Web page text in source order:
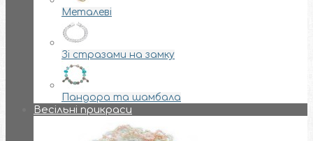
Металеві
Зі стразами на замку
Пандора та шамбала
Весільні прикраси